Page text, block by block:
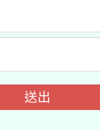
送出